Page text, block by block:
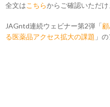
全文はこちらからご確認いただけ
JAGntd連続ウェビナー第2弾「
る医薬品アクセス拡大の課題 」